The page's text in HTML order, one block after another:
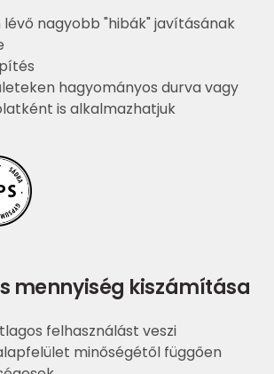
nagyobb "hibák" javításának
hagyományos durva vagy
is alkalmazhatjuk
mennyiség kiszámítása
felhasználást veszi
minőségétől függően